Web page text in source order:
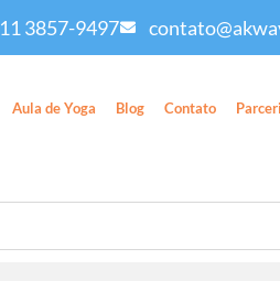
11 3857-9497
Aula de Yoga Blog Contato